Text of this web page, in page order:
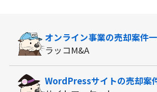
オンライン事業の売却案件
ラッコM&A
WordPressサイトの売却案